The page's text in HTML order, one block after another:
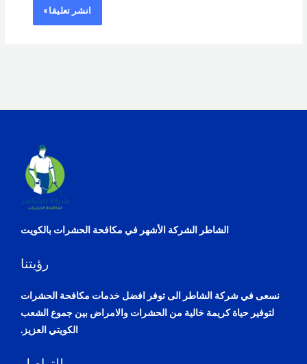
الشاطر الشركة الأشهر في مكافحة الحشرات بالكويت
رؤيتنا
نسعى في شركة الشاطر الى توفر افضل خدمات مكافحة الحشرات
لتوفير حياة كريمة خالية من الحشرات والامراض بين جموع الشعب
الكويتي العزيز.